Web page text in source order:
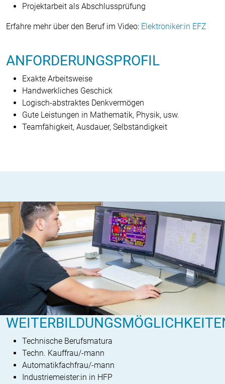
Projektarbeit als Abschlussprüfung
Erfahre mehr über den Beruf im Video: Elektroniker:in EFZ
ANFORDERUNGSPROFIL
Exakte Arbeitsweise
Handwerkliches Geschick
Logisch-abstraktes Denkvermögen
Gute Leistungen in Mathematik, Physik, usw.
Teamfähigkeit, Ausdauer, Selbständigkeit
Technische Berufsmatura
Techn. Kauffrau/-mann
Automatikfachfrau/-mann
Industriemeister:in in HFP